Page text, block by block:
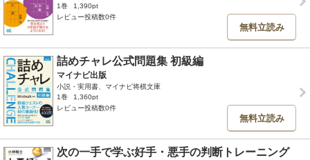
1巻
1,390pt
レビュー投稿数0件
無料立読み
詰めチャレ公式問題集 初級編
マイナビ出版
小説・実用書、マイナビ将棋文庫
1巻
1,360pt
レビュー投稿数0件
無料立読み
次の一手で学ぶ好手・悪手の判断トレーニング